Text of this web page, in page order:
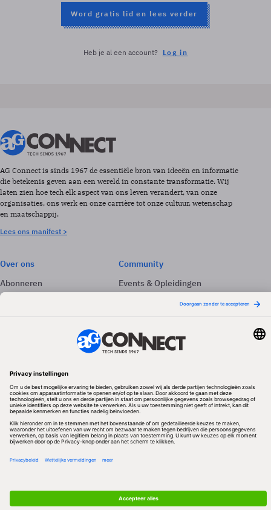
Word gratis lid en lees verder
Heb je al een account? Log in
AG Connect is sinds 1967 de essentiële bron van ideeën en informatie
die betekenis geven aan een wereld in constante transformatie. Wij
laten zien hoe tech elk aspect van ons leven verandert, van onze
organisaties, ons werk en onze carrière tot onze cultuur, wetenschap
en maatschappij.
Lees ons manifest >
Over ons
Abonneren
Adverteren
Community
Events & Opleidingen
Volg ons
Redactionele partner
Algemene Voorwaarden & Copyrights